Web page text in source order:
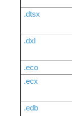
.dtsx
.dxl
.eco
.ecx
.edb